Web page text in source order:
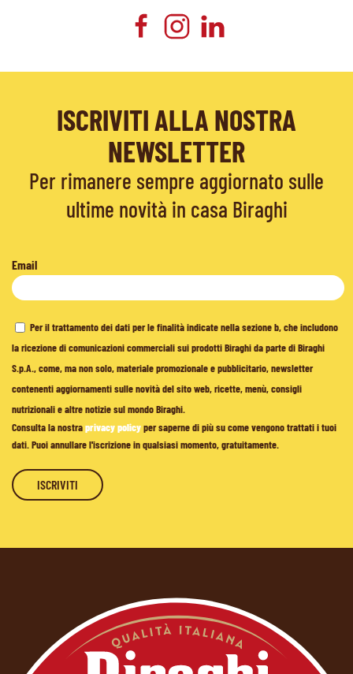
ISCRIVITI ALLA NOSTRA
NEWSLETTER
Per rimanere sempre aggiornato sulle
ultime novità in casa Biraghi
Email
Per il trattamento dei dati per le finalità indicate nella sezione b, che includono
la ricezione di comunicazioni commerciali sui prodotti Biraghi da parte di Biraghi
S.p.A., come, ma non solo, materiale promozionale e pubblicitario, newsletter
contenenti aggiornamenti sulle novità del sito web, ricette, menù, consigli
nutrizionali e altre notizie sul mondo Biraghi.
Consulta la nostraprivacy policyper saperne di più su come vengono trattati i tuoi
dati. Puoi annullare l'iscrizione in qualsiasi momento, gratuitamente.